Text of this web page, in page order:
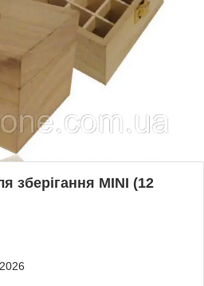
зберігання MINI (12